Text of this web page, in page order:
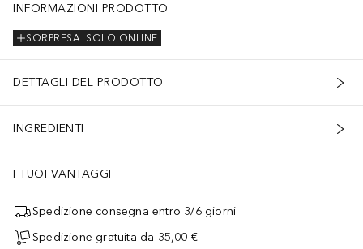
INFORMAZIONI PRODOTTO
SOLO ONLINE
SORPRESA
DETTAGLI DEL PRODOTTO
INGREDIENTI
I TUOI VANTAGGI
Spedizione consegna entro 3/6 giorni
Spedizione gratuita da 35,00 €